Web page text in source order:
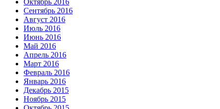
Октябрь 2016
Сентябрь 2016
Август 2016
Июль 2016
Июнь 2016
Май 2016
Апрель 2016
Март 2016
Февраль 2016
Январь 2016
Декабрь 2015
Ноябрь 2015